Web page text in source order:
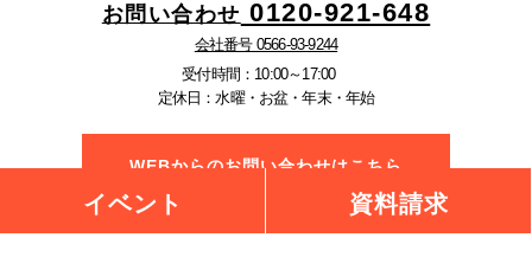
お問い合わせ 0120-921-648
会社番号 0566-93-9244
受付時間：10:00～17:00
定休日：水曜・お盆・年末・年始
WEBからのお問い合わせはこちら
イベント 資料請求